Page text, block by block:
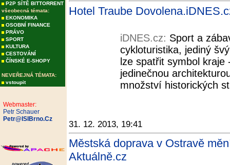
P2P SÍTĚ BITTORRENT
všeobecná témata:
EKONOMIKA
OSOBNÍ FINANCE
PRÁVO
SPORT
KULTURA
CESTOVÁNÍ
ČÍNSKÉ E-SHOPY
NEVEŘEJNÁ TÉMATA:
vstoupit
Webmaster:
Petr Schauer
Petr@ISIBrno.Cz
Hotel Traube
iDNES.cz: Sport a
cykloturistika, jediný
lze spatřit symbol
jedinečnou
množství historických
31. 12. 2013, 19:41
Městská doprava v Ostravě
Aktuálně.cz